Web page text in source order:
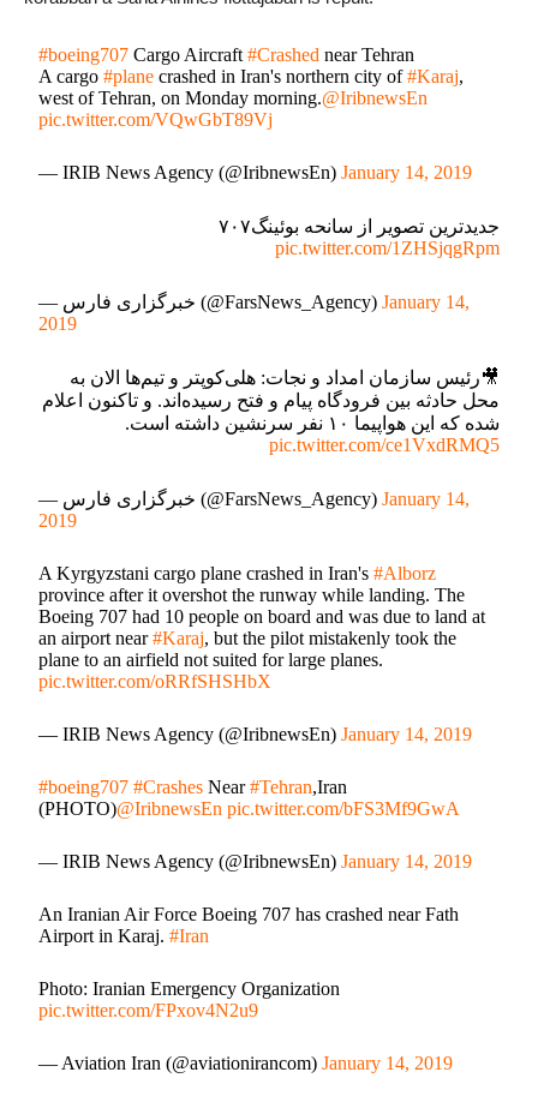
#boeing707 Cargo Aircraft#Crashed near Tehran
A cargo#plane crashed in Iran's northern city of#Karaj,
west of Tehran, on Monday morning.@IribnewsEn
pic.twitter.com/VQwGbT89Vj
— IRIB News Agency (@IribnewsEn)January 14, 2019
جدیدترین تصویر از سانحه بوئينگ٧٠٧
pic.twitter.com/1ZHSjqgRpm
— خبرگزاری فارس (@FarsNews_Agency)January 14,
2019
🎥رئیس سازمان امداد و نجات: هلی‌کوپتر و تیم‌ها الان به
محل حادثه بین فرودگاه پیام و فتح رسیده‌اند. و تاکنون اعلام
شده که این هواپیما ۱۰ نفر سرنشین داشته است.
pic.twitter.com/ce1VxdRMQ5
— خبرگزاری فارس (@FarsNews_Agency)January 14,
2019
A Kyrgyzstani cargo plane crashed in Iran's#Alborz
province after it overshot the runway while landing. The
Boeing 707 had 10 people on board and was due to land at
an airport near#Karaj, but the pilot mistakenly took the
plane to an airfield not suited for large planes.
pic.twitter.com/oRRfSHSHbX
— IRIB News Agency (@IribnewsEn)January 14, 2019
#boeing707 #Crashes Near#Tehran,Iran
(PHOTO)@IribnewsEn pic.twitter.com/bFS3Mf9GwA
— IRIB News Agency (@IribnewsEn)January 14, 2019
An Iranian Air Force Boeing 707 has crashed near Fath
Airport in Karaj.#Iran
Photo: Iranian Emergency Organization
pic.twitter.com/FPxov4N2u9
— Aviation Iran (@aviationirancom)January 14, 2019